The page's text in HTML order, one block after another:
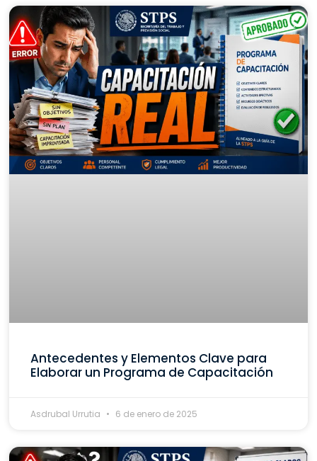
Antecedentes y Elementos Clave para
Elaborar un Programa de Capacitación
Asdrubal Urrutia 6 de enero de 2025